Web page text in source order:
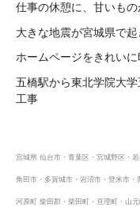
仕事の休憩に、甘いも
大きな地震が宮城県で
ホームページをきれい
五橋駅から東北学院大
工事
宮城県 仙台市・青葉区・宮城野区・
角田市・多賀城市・岩沼市・登米市
河原町 柴田郡・柴田町・亘理町・山